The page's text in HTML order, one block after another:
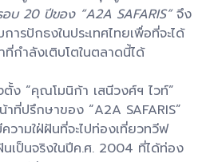
อบ 20 ปีของ “A2A SAFARIS”จึง
ารปักธงในประเทศไทยเพื่อที่จะได้
กำลังเติบโตในตลาดนี้ได้
ง “คุณโมนิก้า เสนีวงศ์ฯ ไวท์”
ที่ปรึกษาของ “A2A SAFARIS”
วามใฝ่ฝันที่จะไปท่องเที่ยวทวีฟ
เป็นจริงในปีค.ศ. 2004 ที่ได้ท่อง